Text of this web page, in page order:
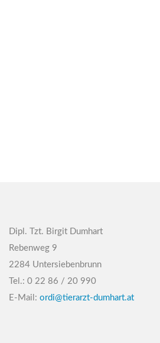
Dipl. Tzt. Birgit Dumhart
Rebenweg 9
2284 Untersiebenbrunn
Tel.: 0 22 86 / 20 990
E-Mail: ordi@tierarzt-dumhart.at